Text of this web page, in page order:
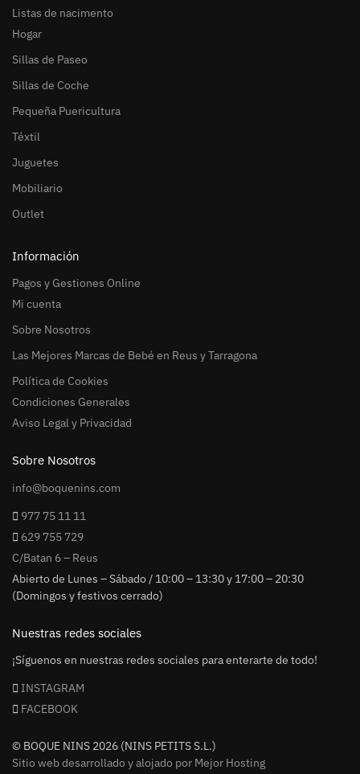
Listas de nacimento
Hogar
Sillas de Paseo
Sillas de Coche
Pequeña Puericultura
Téxtil
Juguetes
Mobiliario
Outlet
Información
Pagos y Gestiones Online
Mi cuenta
Sobre Nosotros
Las Mejores Marcas de Bebé en Reus y Tarragona
Política de Cookies
Condiciones Generales
Aviso Legal y Privacidad
Sobre Nosotros
info@boquenins.com
977 75 11 11
629 755 729
C/Batan 6 – Reus
Abierto de Lunes – Sábado / 10:00 – 13:30 y 17:00 – 20:30
(Domingos y festivos cerrado)
Nuestras redes sociales
¡Síguenos en nuestras redes sociales para enterarte de todo!
INSTAGRAM
FACEBOOK
© BOQUE NINS 2026 (NINS PETITS S.L.)
Sitio web desarrollado y alojado por Mejor Hosting